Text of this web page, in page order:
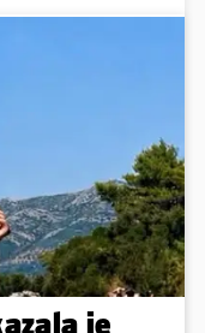
je